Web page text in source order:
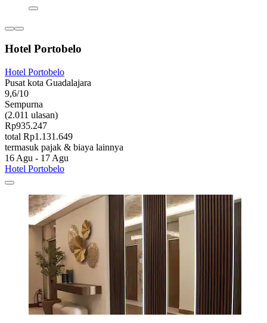
Hotel Portobelo
Hotel Portobelo
Pusat kota Guadalajara
9,6/10
Sempurna
(2.011 ulasan)
Rp935.247
total Rp1.131.649
termasuk pajak & biaya lainnya
16 Agu - 17 Agu
Hotel Portobelo